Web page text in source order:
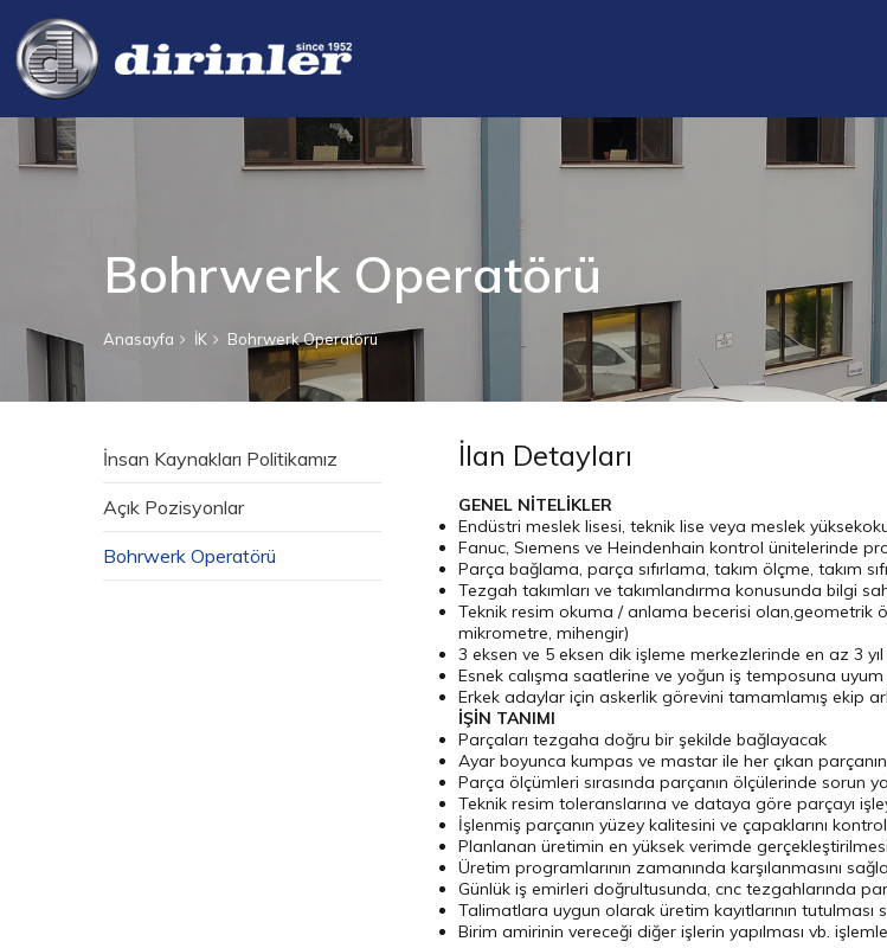
Bohrwerk Operatörü
Anasayfa İK Bohrwerk Operatörü
İnsan Kaynakları Politikamız
Açık Pozisyonlar
Bohrwerk Operatörü
İlan Detayları
GENEL NİTELİKLER
Endüstri meslek lisesi, teknik lise veya meslek
Fanuc, Sıemens ve Heindenhain kontrol ünitelerinde
Parça bağlama, parça sıfırlama, takım ölçme, takım
Tezgah takımları ve takımlandırma konusunda bilgi
Teknik resim okuma / anlama becerisi olan,geometrik
mikrometre, mihengir)
3 eksen ve 5 eksen dik işleme merkezlerinde en az 3
Esnek calışma saatlerine ve yoğun iş temposuna
Erkek adaylar için askerlik görevini tamamlamış ekip
İŞİN TANIMI
Parçaları tezgaha doğru bir şekilde bağlayacak
Ayar boyunca kumpas ve mastar ile her çıkan
Parça ölçümleri sırasında parçanın ölçülerinde sorun
Teknik resim toleranslarına ve dataya göre parçayı
İşlenmiş parçanın yüzey kalitesini ve çapaklarını
Planlanan üretimin en yüksek verimde
Üretim programlarının zamanında karşılanmasını
Günlük iş emirleri doğrultusunda, cnc tezgahlarında
Talimatlara uygun olarak üretim kayıtlarının tutulması
Birim amirinin vereceği diğer işlerin yapılması vb.